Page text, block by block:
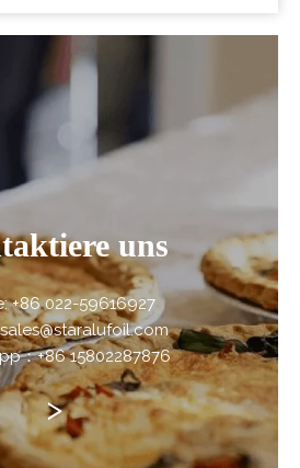
uns
+86 022-59616927
：+86 15802287876
>